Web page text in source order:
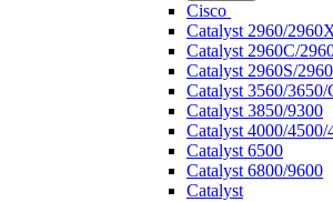
Cisco
Catalyst 2960/
Catalyst 2960C/
Catalyst 2960S/
Catalyst 3560/
Catalyst 3850/9300
Catalyst 4000/4500/
Catalyst 6500
Catalyst 6800/9600
Catalyst